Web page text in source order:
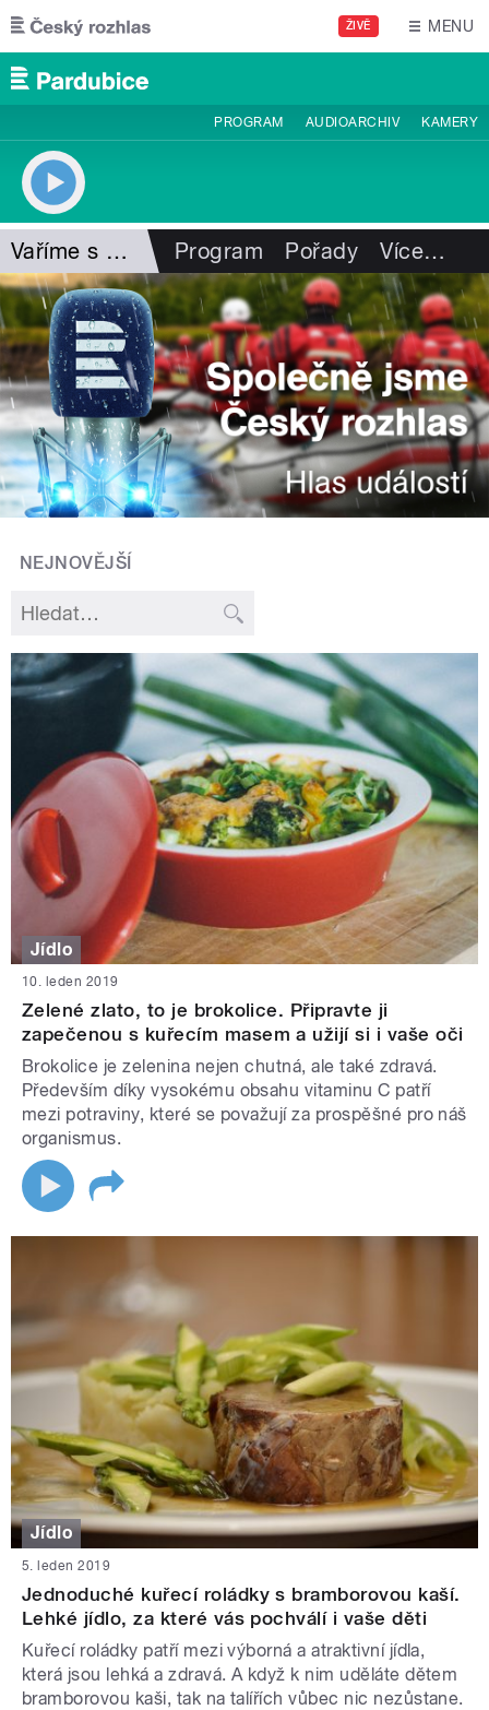
Přejít k hlavnímu obsahu
ŽIVĚ MENU
PROGRAM AUDIOARCHIV KAMERY
Vaříme s Habadějem Program Pořady Více…
NEJNOVĚJŠÍ
Jídlo
10. leden 2019
Zelené zlato, to je brokolice. Připravte ji
zapečenou s kuřecím masem a užijí si i vaše oči
Brokolice je zelenina nejen chutná, ale také zdravá.
Především díky vysokému obsahu vitaminu C patří
mezi potraviny, které se považují za prospěšné pro náš
organismus.
Jídlo
5. leden 2019
Jednoduché kuřecí roládky s bramborovou kaší.
Lehké jídlo, za které vás pochválí i vaše děti
Kuřecí roládky patří mezi výborná a atraktivní jídla,
která jsou lehká a zdravá. A když k nim uděláte dětem
bramborovou kaši, tak na talířích vůbec nic nezůstane.